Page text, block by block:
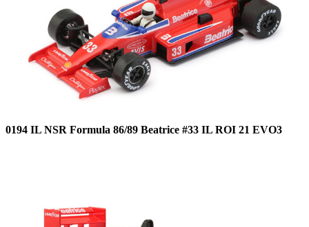
0194 IL NSR Formula 86/89 Beatrice #33 IL ROI 21 EVO3